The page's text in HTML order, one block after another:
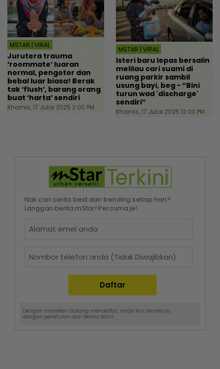
MSTAR | VIRAL
Jurutera trauma
‘roommate’ luaran
normal, pengotor dan
bebal luar biasa! Berak
tak ‘flush’, barang orang
buat ‘harta’ sendiri
Khamis, 17 Julai 2025 2:00 PM
MSTAR | VIRAL
Isteri baru lepas bersalin
melilau cari suami di
ruang parkir sambil
usung bayi, beg - “Bini
turun wad 'discharge'
sendiri”
Khamis, 17 Julai 2025 12:00 PM
Nak cari cerita best dan trending setiap hari?
Langgan berita mStar! Percuma je!
Dengan menekan butang mendaftar, anda kini bersetuju
dengan peraturan dan terma kami.